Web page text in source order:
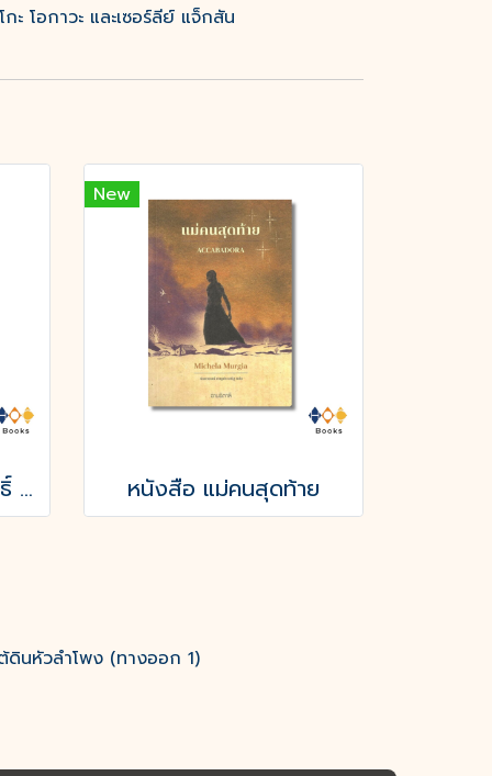
โอกาวะ และเซอร์ลีย์ แจ็กสัน
หนังสือ ดินแดนศักดิ์สิทธิ์ และ ยิ้มแห่งนิรันดร์
New
หนังสือ แม่คนสุดท้าย
นหัวลำโพง (ทางออก 1)